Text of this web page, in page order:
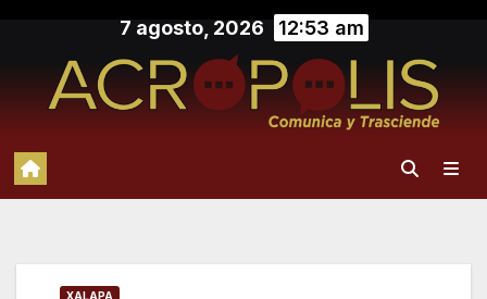
contenido
7 agosto, 2026 12:53 am
XALAPA